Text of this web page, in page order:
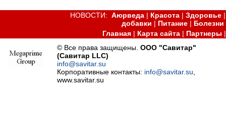
НОВОСТИ:Аюрведа | Красота |Здоровье
добавки | Питание| Болезни
Главная| Карта сайта| Партнеры
© Все права защищены.ООО "Савитар"
(Савитар LLC)
info@savitar.su
Корпоративные контакты: info@savitar.su
www.savitar.su